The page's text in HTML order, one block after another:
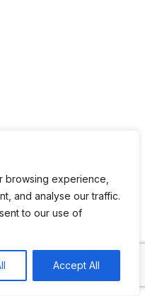
browsing experience,
and analyse our traffic.
to our use of
Accept All